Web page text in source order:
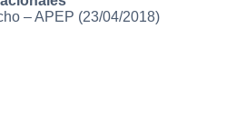
– APEP (23/04/2018)